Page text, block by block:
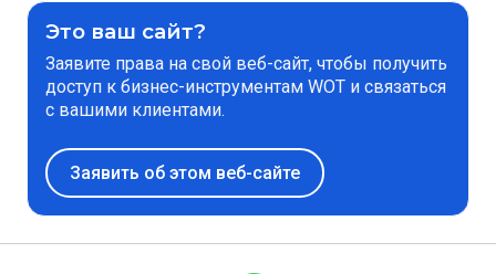
Это ваш сайт?
Заявите права на свой веб-сайт, чтобы получить
доступ к бизнес-инструментам WOT и связаться
с вашими клиентами.
Заявить об этом веб-сайте